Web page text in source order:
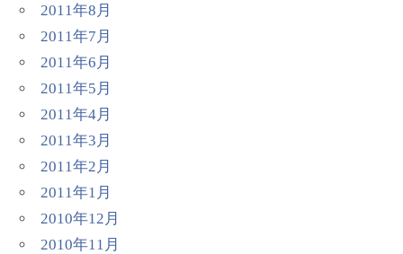
2011年8月
2011年7月
2011年6月
2011年5月
2011年4月
2011年3月
2011年2月
2011年1月
2010年12月
2010年11月